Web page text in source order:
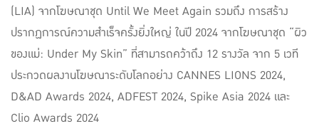
(LIA) จากโฆษณาชุด Until We Meet Again รวมถึง การสร้าง
ปรากฏการณ์ความสำเร็จครั้งยิ่งใหญ่ ในปี 2024 จากโฆษณาชุด “ผิว
ของแม่: Under My Skin” ที่สามารถคว้าถึง 12 รางวัล จาก 5 เวที
ประกวดผลงานโฆษณาระดับโลกอย่าง CANNES LIONS 2024,
D&AD Awards 2024, ADFEST 2024, Spike Asia 2024 และ
Clio Awards 2024